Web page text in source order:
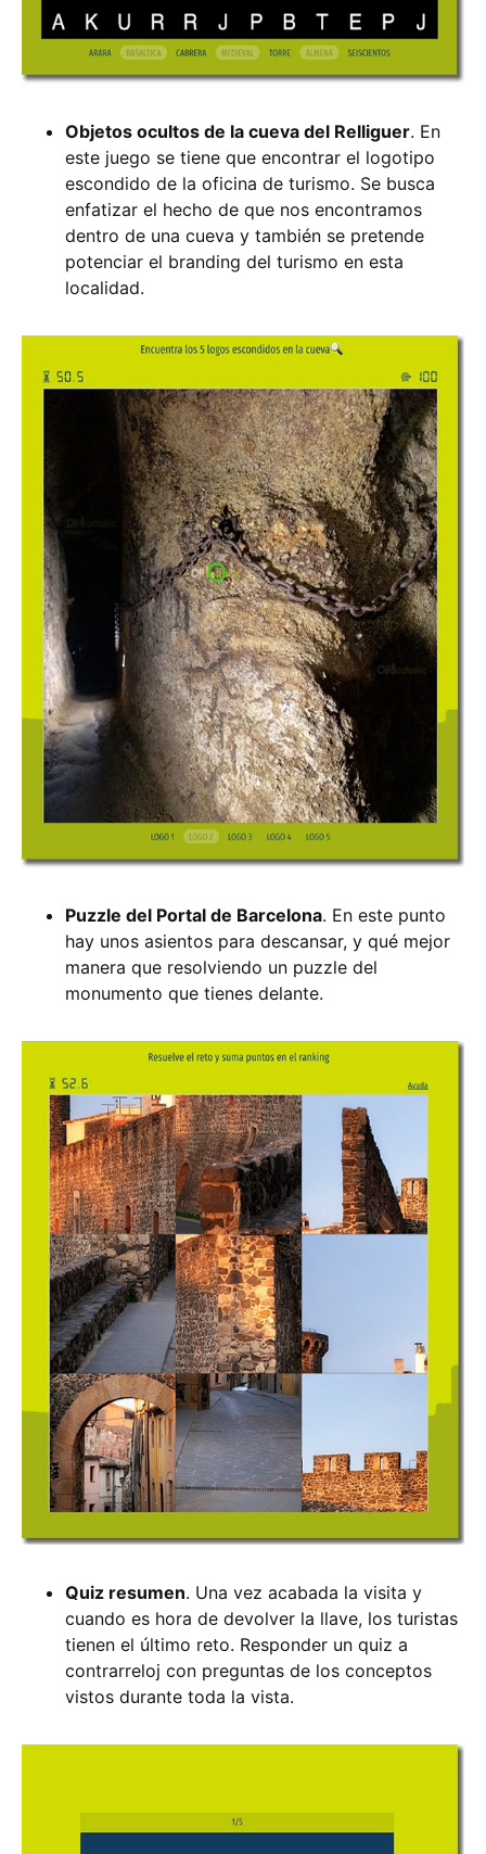
Objetos ocultos de la cueva del Relliguer. En
este juego se tiene que encontrar el logotipo
escondido de la oficina de turismo. Se busca
enfatizar el hecho de que nos encontramos
dentro de una cueva y también se pretende
potenciar el branding del turismo en esta
localidad.
Puzzle del Portal de Barcelona. En este punto
hay unos asientos para descansar, y qué mejor
manera que resolviendo un puzzle del
monumento que tienes delante.
Quiz resumen. Una vez acabada la visita y
cuando es hora de devolver la llave, los turistas
tienen el último reto. Responder un quiz a
contrarreloj con preguntas de los conceptos
vistos durante toda la vista.